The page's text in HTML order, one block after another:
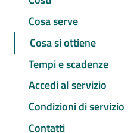
Cosa serve
Cosa si ottiene
Tempi e scadenze
Accedi al servizio
Condizioni di servizio
Contatti